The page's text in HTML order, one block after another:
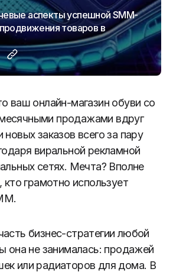
аспекты успешной SMM-
товаров в
ваш онлайн-магазин обуви со
продажами вдруг
новых заказов всего за пару
виральной рекламной
сетях. Мечта? Вполне
кто грамотно использует
бизнес-стратегии любой
она не занималась: продажей
или радиаторов для дома. В